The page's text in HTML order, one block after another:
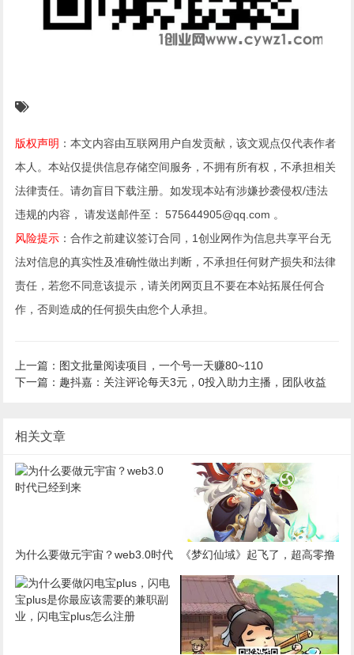
版权声明 ：本文内容由互联网用户自发贡献，该文观点仅代表作者
本人。本站仅提供信息存储空间服务，不拥有所有权，不承担相关
法律责任。请勿盲目下载注册。如发现本站有涉嫌抄袭侵权/违法
违规的内容， 请发送邮件至： 575644905@qq.com 。
风险提示 ：合作之前建议签订合同，1创业网作为信息共享平台无
法对信息的真实性及准确性做出判断，不承担任何财产损失和法律
责任，若您不同意该提示，请关闭网页且不要在本站拓展任何合
作，否则造成的任何损失由您个人承担。
上一篇：图文批量阅读项目，一个号一天赚80~110
下一篇：趣抖嘉：关注评论每天3元，0投入助力主播，团队收益
相关文章
为什么要做元宇宙？web3.0时代
已经到来
《梦幻仙域》起飞了，超高零撸
回报，活动颇多